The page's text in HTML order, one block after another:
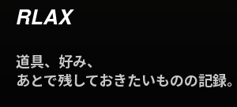
RLAX
道具、好み、
あとで残しておきたいものの記録。